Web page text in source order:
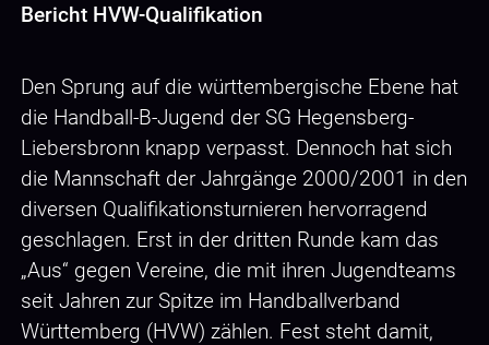
Bericht HVW-Qualifikation
Den Sprung auf die württembergische Ebene hat
die Handball-B-Jugend der SG Hegensberg-
Liebersbronn knapp verpasst. Dennoch hat sich
die Mannschaft der Jahrgänge 2000/2001 in den
diversen Qualifikationsturnieren hervorragend
geschlagen. Erst in der dritten Runde kam das
„Aus“ gegen Vereine, die mit ihren Jugendteams
seit Jahren zur Spitze im Handballverband
Württemberg (HVW) zählen. Fest steht damit,